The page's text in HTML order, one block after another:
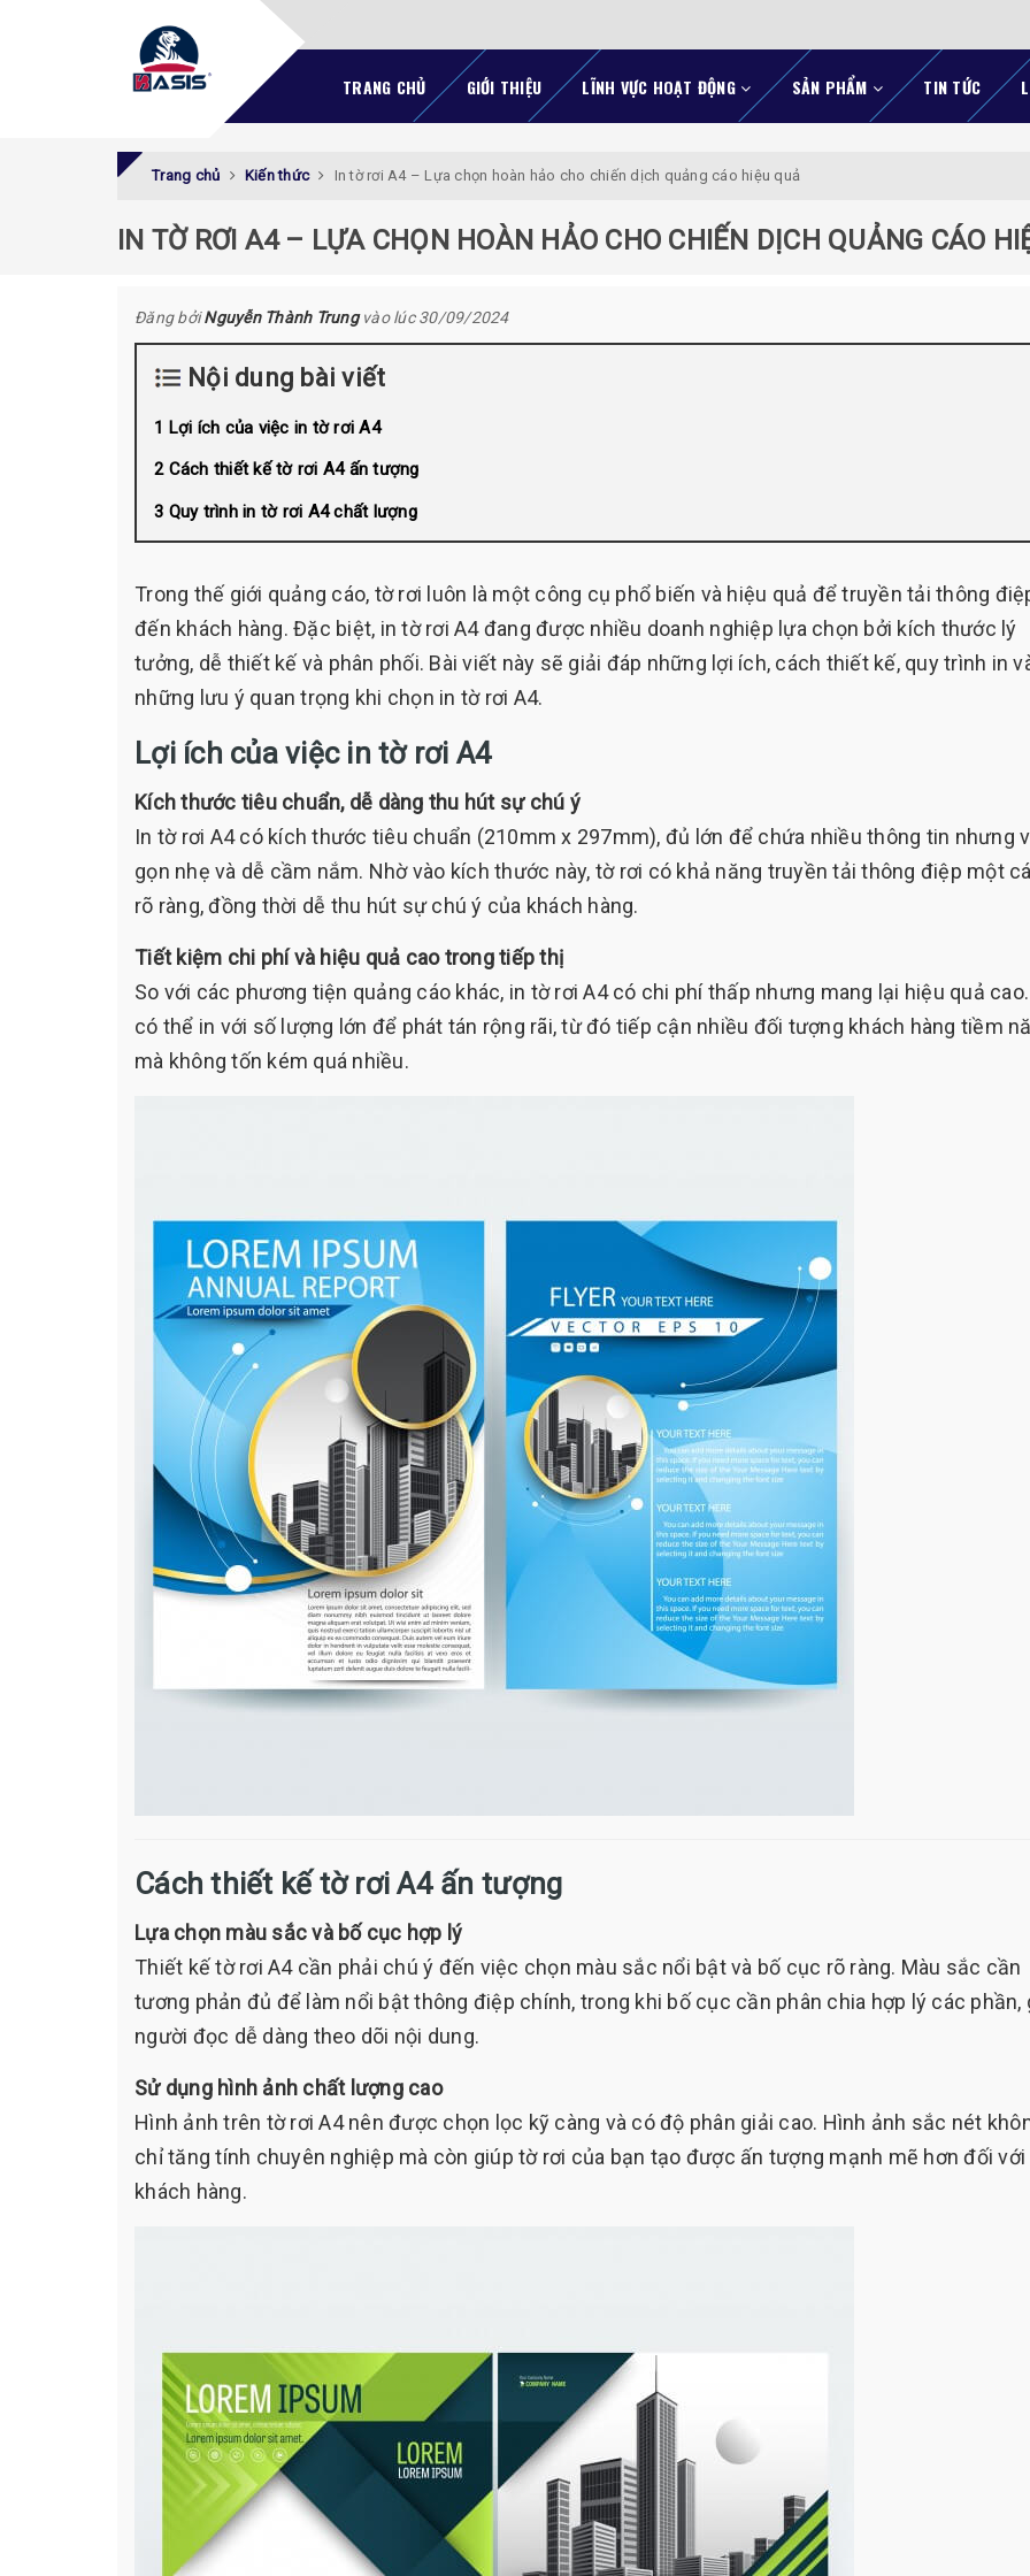
TRANG CHỦ GIỚI THIỆU LĨNH VỰC HOẠT ĐỘNG SẢN PHẨM TIN TỨC
Trang chủ Kiến thức In tờ rơi A4 – Lựa chọn hoàn hảo cho chiến dịch quảng cáo hiệu quả
IN TỜ RƠI A4 – LỰA CHỌN HOÀN HẢO CHO CHIẾN DỊCH QUẢNG CÁO
Đăng bởiNguyễn Thành Trungvào lúc 30/09/2024
Nội dung bài viết
Lợi ích của việc in tờ rơi A4
Cách thiết kế tờ rơi A4 ấn tượng
Quy trình in tờ rơi A4 chất lượng
Trong thế giới quảng cáo, tờ rơi luôn là một công cụ phổ biến và hiệu quả để truyền tải thông
đến khách hàng. Đặc biệt, in tờ rơi A4 đang được nhiều doanh nghiệp lựa chọn bởi kích thước lý
tưởng, dễ thiết kế và phân phối. Bài viết này sẽ giải đáp những lợi ích, cách thiết kế, quy trình in
những lưu ý quan trọng khi chọn in tờ rơi A4.
Lợi ích của việc in tờ rơi A4
Kích thước tiêu chuẩn, dễ dàng thu hút sự chú ý
In tờ rơi A4 có kích thước tiêu chuẩn (210mm x 297mm), đủ lớn để chứa nhiều thông tin nhưng
gọn nhẹ và dễ cầm nắm. Nhờ vào kích thước này, tờ rơi có khả năng truyền tải thông điệp một
rõ ràng, đồng thời dễ thu hút sự chú ý của khách hàng.
Tiết kiệm chi phí và hiệu quả cao trong tiếp thị
So với các phương tiện quảng cáo khác, in tờ rơi A4 có chi phí thấp nhưng mang lại hiệu quả
có thể in với số lượng lớn để phát tán rộng rãi, từ đó tiếp cận nhiều đối tượng khách hàng tiềm
mà không tốn kém quá nhiều.
Cách thiết kế tờ rơi A4 ấn tượng
Lựa chọn màu sắc và bố cục hợp lý
Thiết kế tờ rơi A4 cần phải chú ý đến việc chọn màu sắc nổi bật và bố cục rõ ràng. Màu sắc cần
tương phản đủ để làm nổi bật thông điệp chính, trong khi bố cục cần phân chia hợp lý các phần,
người đọc dễ dàng theo dõi nội dung.
Sử dụng hình ảnh chất lượng cao
Hình ảnh trên tờ rơi A4 nên được chọn lọc kỹ càng và có độ phân giải cao. Hình ảnh sắc nét
chỉ tăng tính chuyên nghiệp mà còn giúp tờ rơi của bạn tạo được ấn tượng mạnh mẽ hơn đối với
khách hàng.